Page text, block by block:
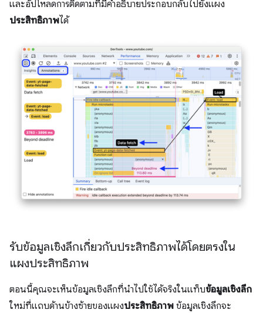
และอัปโหลดการติดตามที่มีคำอธิบายประกอบกลับไปยังแผง
ประสิทธิภาพได้
รับข้อมูลเชิงลึกเกี่ยวกับประสิทธิภาพได้โดยตรงใน
แผงประสิทธิภาพ
ตอนนี้คุณจะเห็นข้อมูลเชิงลึกที่นำไปใช้ได้จริงในแท็บข้อมูลเชิงลึก
ใหม่ที่แถบด้านข้างซ้ายของแผงประสิทธิภาพ ข้อมูลเชิงลึกจะ